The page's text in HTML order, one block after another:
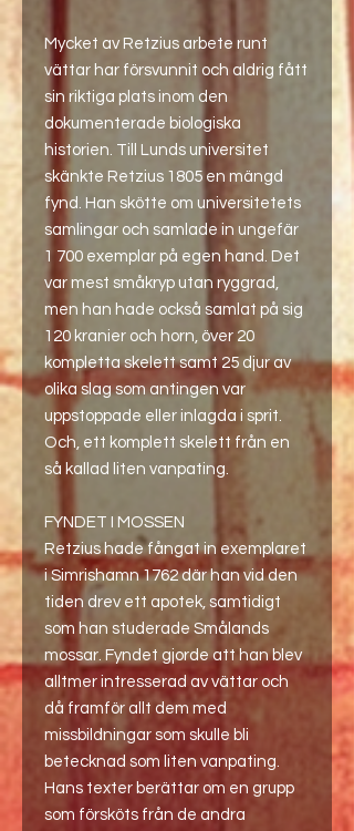
Mycket av Retzius arbete runt
vättar har försvunnit och aldrig fått
sin riktiga plats inom den
dokumenterade biologiska
historien. Till Lunds universitet
skänkte Retzius 1805 en mängd
fynd. Han skötte om universitetets
samlingar och samlade in ungefär
1 700 exemplar på egen hand. Det
var mest småkryp utan ryggrad,
men han hade också samlat på sig
120 kranier och horn, över 20
kompletta skelett samt 25 djur av
olika slag som antingen var
uppstoppade eller inlagda i sprit.
Och, ett komplett skelett från en
så kallad liten vanpating.
FYNDET I MOSSEN
Retzius hade fångat in exemplaret
i Simrishamn 1762 där han vid den
tiden drev ett apotek, samtidigt
som han studerade Smålands
mossar. Fyndet gjorde att han blev
alltmer intresserad av vättar och
då framför allt dem med
missbildningar som skulle bli
betecknad som liten vanpating.
Hans texter berättar om en grupp
som försköts från de andra